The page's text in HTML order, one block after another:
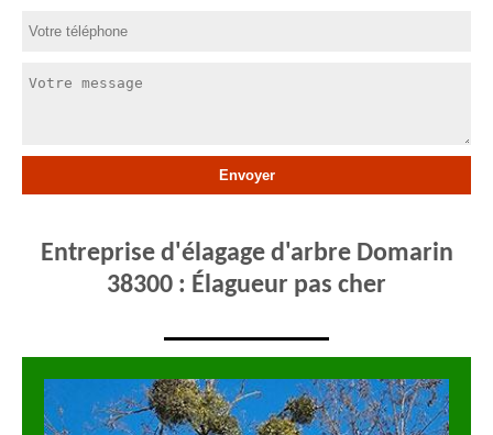
Entreprise d'élagage d'arbre Domarin
38300 : Élagueur pas cher